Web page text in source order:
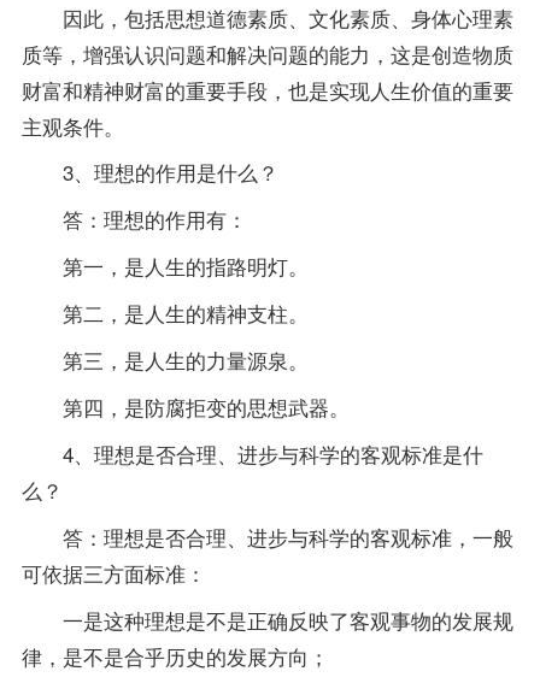
因此，包括思想道德素质、文化素质、身体心理素
质等，增强认识问题和解决问题的能力，这是创造物质
财富和精神财富的重要手段，也是实现人生价值的重要
主观条件。
3、理想的作用是什么？
答：理想的作用有：
第一，是人生的指路明灯。
第二，是人生的精神支柱。
第三，是人生的力量源泉。
第四，是防腐拒变的思想武器。
4、理想是否合理、进步与科学的客观标准是什
么？
答：理想是否合理、进步与科学的客观标准，一般
可依据三方面标准：
一是这种理想是不是正确反映了客观事物的发展规
律，是不是合乎历史的发展方向；